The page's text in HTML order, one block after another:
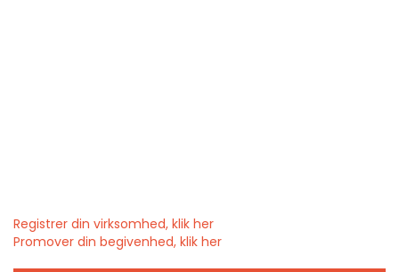
Registrer din virksomhed, klik her
Promover din begivenhed, klik her